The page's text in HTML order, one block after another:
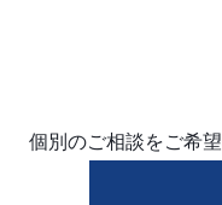
個別のご相談をご希